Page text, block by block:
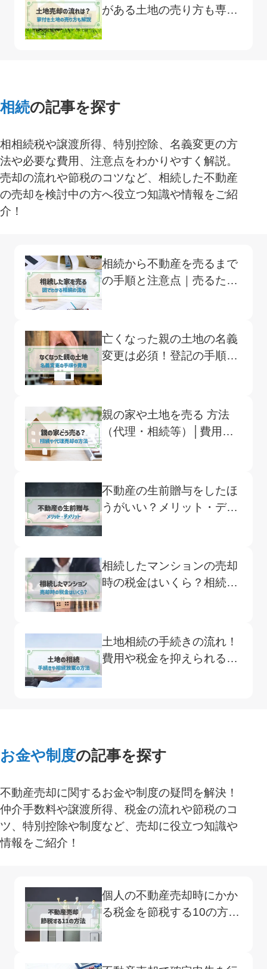
がある土地の売り方も専門
家が解説
相続の記事を探す
相相続税や譲渡所得、特別控除、名義変更の方
法や必要な費用、注意点をわかりやすく解説。
売却の流れや節税のコツなど、相続した不動産
の売却を検討中の方へ役立つ知識や情報をご紹
介！
相続から不動産を売るまで
の手順と注意点｜売るため
の相続方法や特例も解説
亡くなった親の土地の名義
変更は必須！登記の手順や
費用まで詳しく解説
親の家や土地を売る 方法
（代理・相続等）│費用・
税金も解説
不動産の生前贈与をしたほ
うがいい？メリット・デメ
リットや流れ、注意点も
相続したマンションの売却
時の税金はいくら？相続税
を含む計算方法など全解説
土地相続の手続きの流れ！
費用や税金を抑えられる特
例、相続放棄の方法も
お金や制度の記事を探す
不動産売却に関するお金や制度の疑問を解決！
仲介手数料や譲渡所得、税金の流れや節税のコ
ツ、特別控除や制度など、売却に役立つ知識や
情報をご紹介！
個人の不動産売却時にかか
る税金を節税する10の方
法！税金の種類や支払いタ
イミングは？